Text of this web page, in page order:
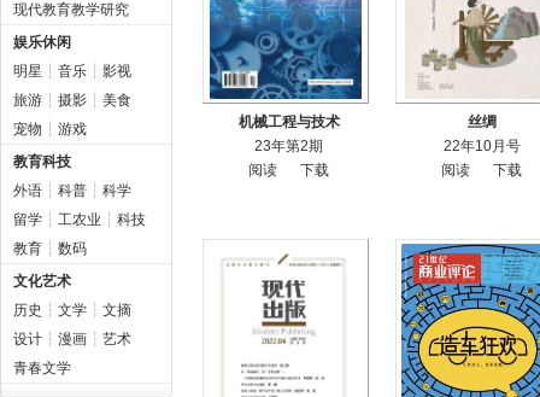
现代教育教学研究
娱乐休闲
明星 ┆ 音乐 ┆ 影视
旅游 ┆ 摄影 ┆ 美食
宠物 ┆ 游戏
教育科技
外语 ┆ 科普 ┆ 科学
留学 ┆ 工农业 ┆ 科技
教育 ┆ 数码
文化艺术
历史 ┆ 文学 ┆ 文摘
设计 ┆ 漫画 ┆ 艺术
青春文学
机械工程与技术
23年第2期
阅读
下载
丝绸
22年10月号
阅读
下载